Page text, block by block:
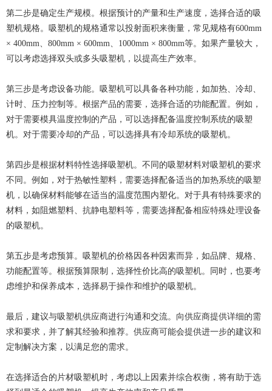
第二步是确定生产规模。根据预计的产量和生产速度，选择合适的吸
塑机规格。吸塑机的规格通常以投射面积来衡量，常见规格有600mm
× 400mm、800mm × 600mm、1000mm × 800mm等。如果产量较大，
可以考虑选择双头或多头吸塑机，以提高生产效率。
第三步是考虑设备功能。吸塑机可以具备各种功能，如加热、冷却、
计时、压力控制等。根据产品的需要，选择合适的功能配置。例如，
对于需要模具温度控制的产品，可以选择配备温度控制系统的吸塑
机。对于需要冷却的产品，可以选择具有冷却系统的吸塑机。
第四步是根据材料特性选择吸塑机。不同的吸塑材料对吸塑机的要求
不同。例如，对于热敏性塑料，需要选择配备适当的加热系统的吸塑
机，以确保材料能够在适当的温度范围内塑化。对于具有特殊要求的
材料，如阻燃塑料、抗静电塑料等，需要选择配备相应特殊处理设备
的吸塑机。
第五步是考虑预算。吸塑机的价格因各种因素而异，如品牌、规格、
功能配置等。根据预算限制，选择性价比高的吸塑机。同时，也要考
虑维护和保养成本，选择易于操作和维护的吸塑机。
最后，建议与吸塑机供应商进行沟通和交流。向供应商提供详细的需
求和要求，并了解其经验和推荐。供应商可能会提供进一步的建议和
定制解决方案，以满足您的需求。
在选择适合的片材吸塑机时，考虑以上因素并综合权衡，将有助于选